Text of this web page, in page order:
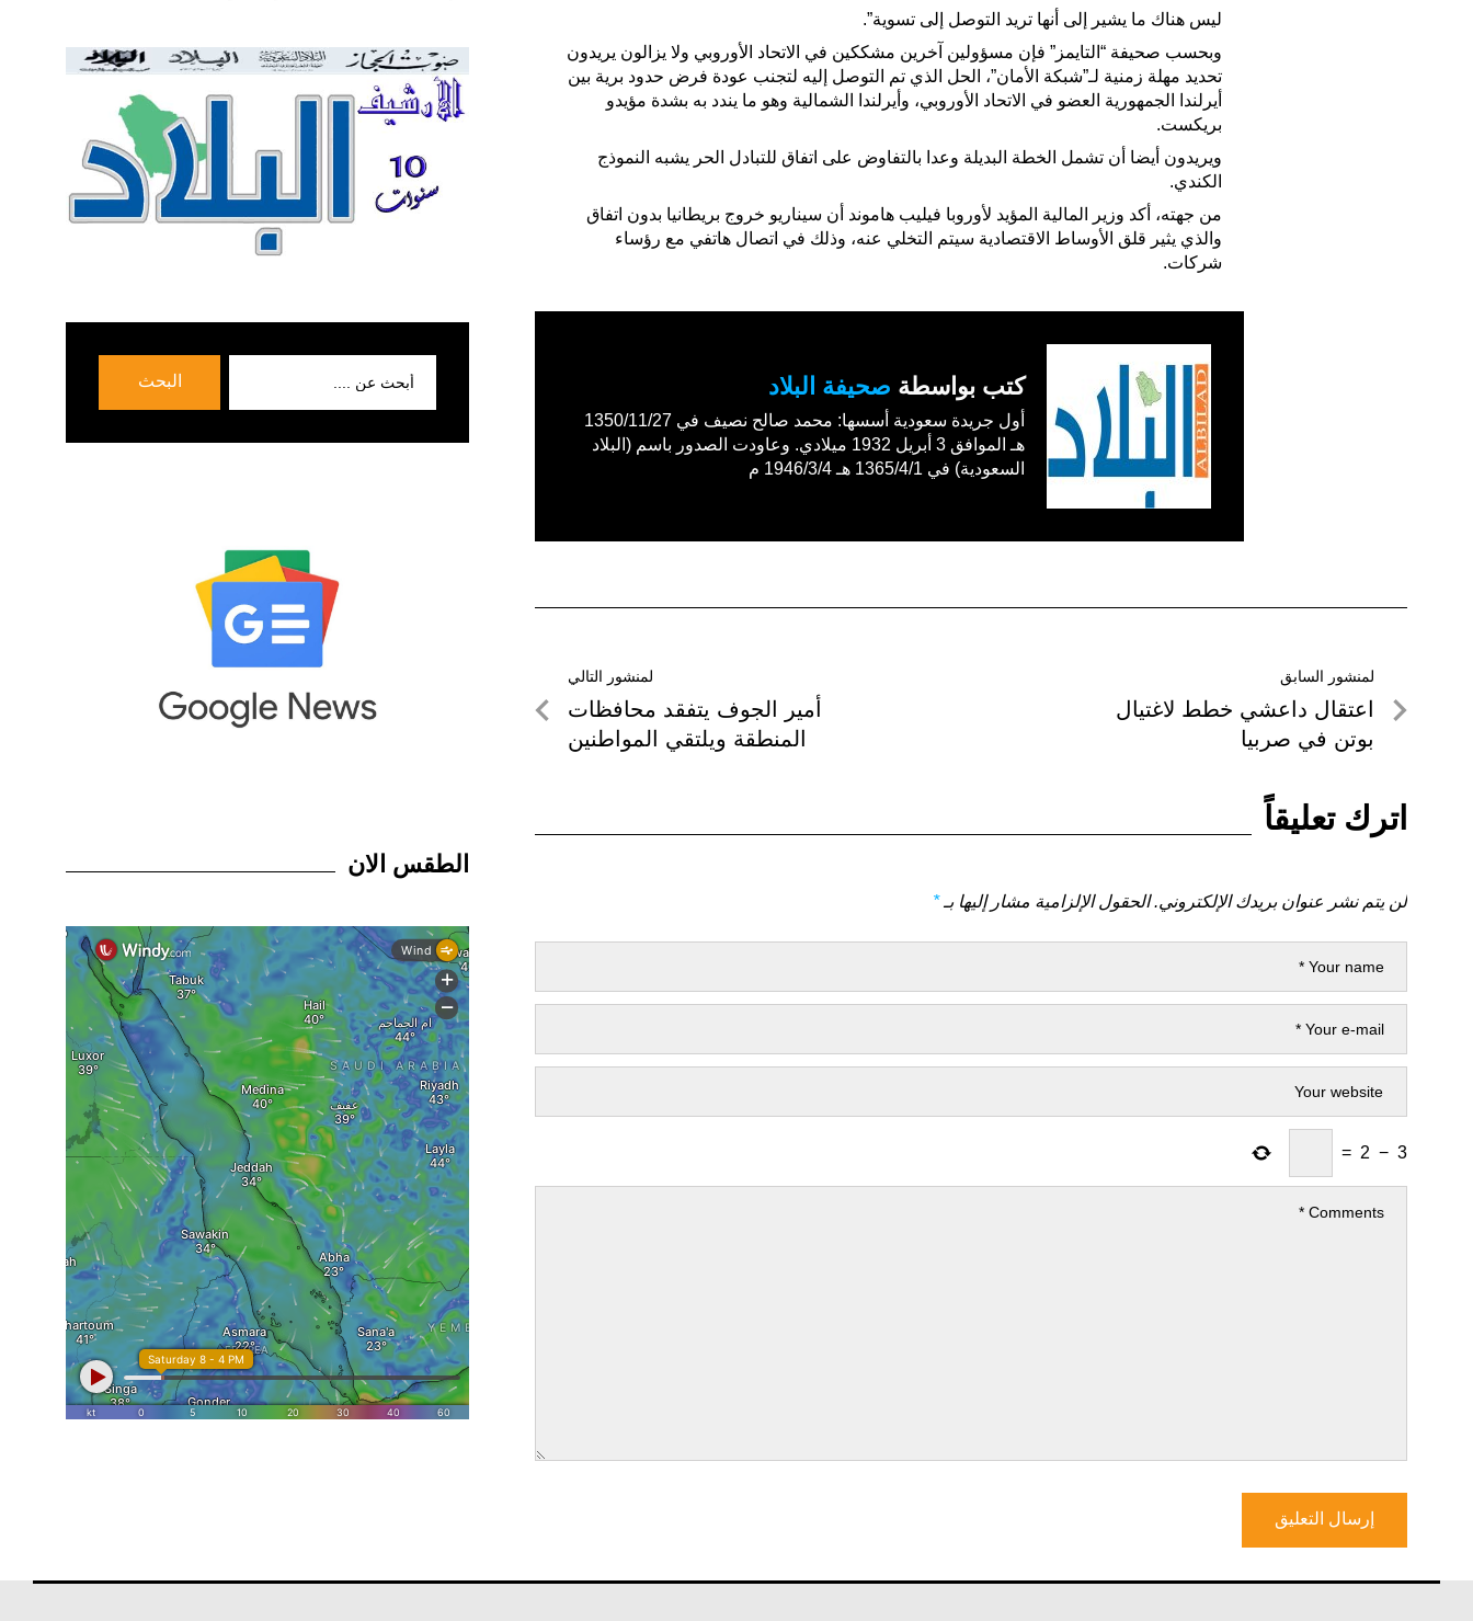
ليس هناك ما يشير إلى أنها تريد التوصل إلى تسوية”.
وبحسب صحيفة “التايمز” فإن مسؤولين آخرين مشككين في الاتحاد الأوروبي ولا يزالون يريدون
تحديد مهلة زمنية لـ”شبكة الأمان”، الحل الذي تم التوصل إليه لتجنب عودة فرض حدود برية بين
أيرلندا الجمهورية العضو في الاتحاد الأوروبي، وأيرلندا الشمالية وهو ما يندد به بشدة مؤيدو
بريكست.
ويريدون أيضا أن تشمل الخطة البديلة وعدا بالتفاوض على اتفاق للتبادل الحر يشبه النموذج
الكندي.
من جهته، أكد وزير المالية المؤيد لأوروبا فيليب هاموند أن سيناريو خروج بريطانيا بدون اتفاق
والذي يثير قلق الأوساط الاقتصادية سيتم التخلي عنه، وذلك في اتصال هاتفي مع رؤساء
شركات.
كتب بواسطة صحيفة البلاد
أول جريدة سعودية أسسها: محمد صالح نصيف في 1350/11/27
هـ الموافق 3 أبريل 1932 ميلادي. وعاودت الصدور باسم (البلاد
السعودية) في 1365/4/1 هـ 1946/3/4 م
تصفّح
المقالات
لمنشور السابق
لمنشور
السابق
اعتقال داعشي خطط لاغتيال
بوتن في صربيا
لمنشور التالي
لمنشور
التالي
أمير الجوف يتفقد محافظات
المنطقة ويلتقي المواطنين
اترك تعليقاً
لن يتم نشر عنوان بريدك الإلكتروني. الحقول الإلزامية مشار إليها بـ*
3
−
2
=
البحث
الطقس الان